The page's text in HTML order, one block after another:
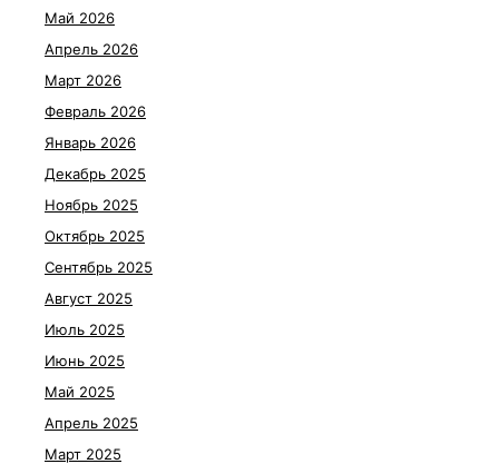
Май 2026
Апрель 2026
Март 2026
Февраль 2026
Январь 2026
Декабрь 2025
Ноябрь 2025
Октябрь 2025
Сентябрь 2025
Август 2025
Июль 2025
Июнь 2025
Май 2025
Апрель 2025
Март 2025